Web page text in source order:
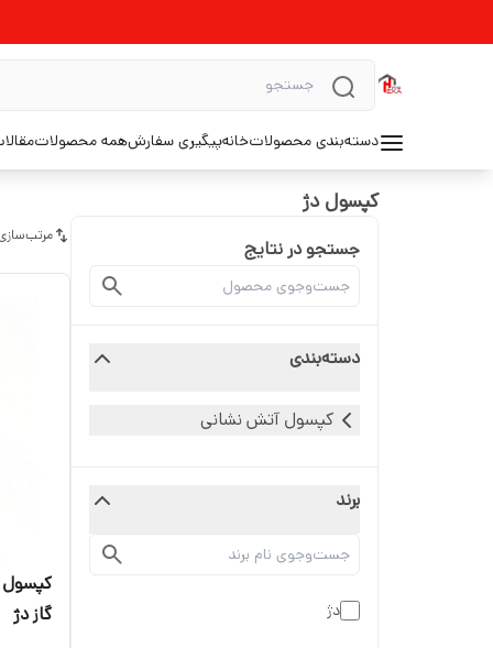
دسته‌بندی محصولاتخانهپیگیری سفارشهمه محصولات
کپسول دژ
جستجو در نتایج
دسته‌بندی
کپسول آتش نشانی
برند
دژ
گاز دژ